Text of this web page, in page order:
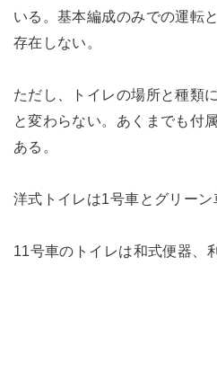
いる。基本編成のみでの運転
存在しない。
ただし、トイレの場所と種類
と変わらない。あくまでも付
ある。
洋式トイレは1号車とグリーン
11号車のトイレは和式便器、